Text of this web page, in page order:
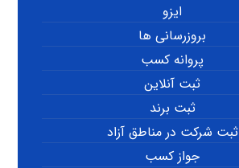
ایزو
بروزرسانی ها
پروانه کسب
ثبت آنلاین
ثبت برند
ثبت شرکت در مناطق آزاد
جواز کسب